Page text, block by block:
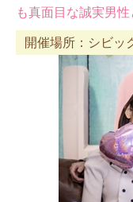
も真面目な誠実男
開催場所：シビ